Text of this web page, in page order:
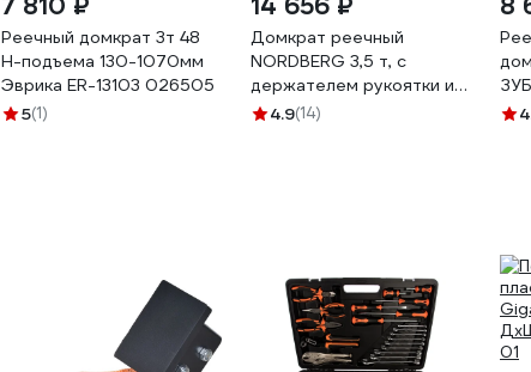
Реечный домкрат 3т 48
H-подъема 130-1070мм
Эврика ER-13103 026505
5(1)
Домкрат реечный
NORDBERG 3,5 т, с
держателем рукоятки и
опорой в комплекте, 123
4.9(14)